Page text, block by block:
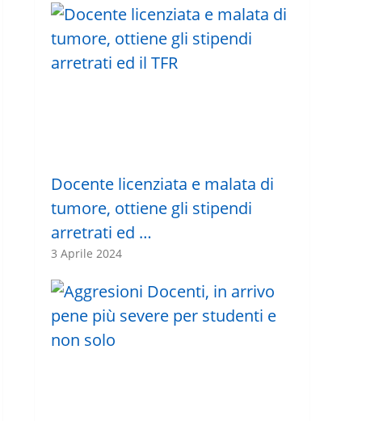
Docente licenziata e malata di
tumore, ottiene gli stipendi
arretrati ed …
3 Aprile 2024